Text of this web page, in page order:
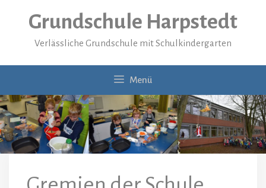
springen
Grundschule Harpstedt
Verlässliche Grundschule mit Schulkindergarten
Menü